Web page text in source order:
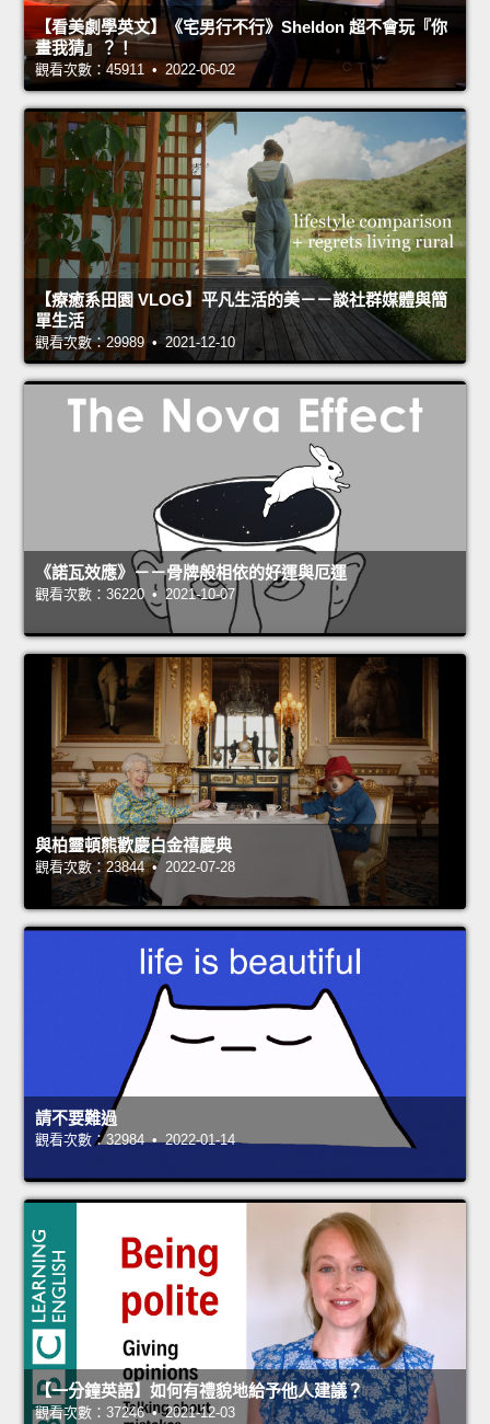
【看美劇學英文】《宅男行不行》Sheldon 超不會玩『你
畫我猜』？！
觀看次數：45911 • 2022-06-02
【療癒系田園 VLOG】平凡生活的美－－談社群媒體與簡
單生活
觀看次數：29989 • 2021-12-10
《諾瓦效應》－－骨牌般相依的好運與厄運
觀看次數：36220 • 2021-10-07
與柏靈頓熊歡慶白金禧慶典
觀看次數：23844 • 2022-07-28
請不要難過
觀看次數：32984 • 2022-01-14
【一分鐘英語】如何有禮貌地給予他人建議？
觀看次數：37246 • 2021-12-03